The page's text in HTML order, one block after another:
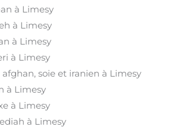
à Limesy
à Limesy
à Limesy
à Limesy
soie et iranien à Limesy
à Limesy
à Limesy
à Limesy